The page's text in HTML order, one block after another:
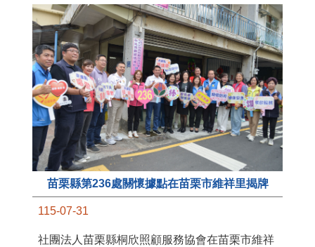
苗栗縣第236處關懷據點在苗栗市維祥里揭牌
115-07-31
社團法人苗栗縣桐欣照顧服務協會在苗栗市維祥